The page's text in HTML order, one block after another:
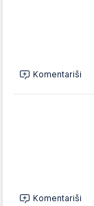
Komentariši
Komentariši